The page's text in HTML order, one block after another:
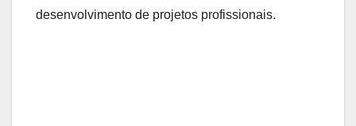
desenvolvimento de projetos profissionais.